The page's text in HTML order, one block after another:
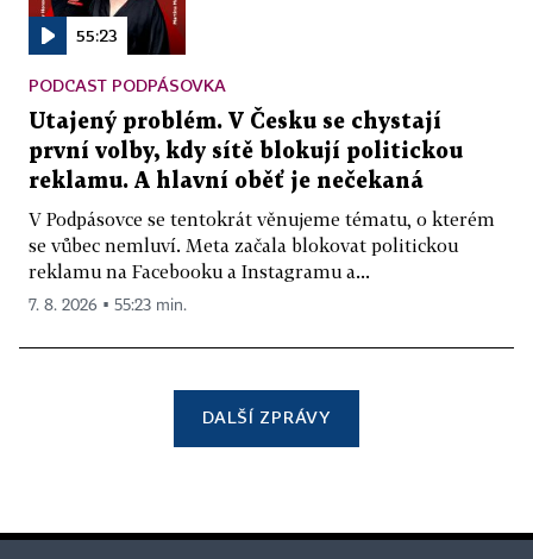
55:23
PODCAST PODPÁSOVKA
Utajený problém. V Česku se chystají
první volby, kdy sítě blokují politickou
reklamu. A hlavní oběť je nečekaná
V Podpásovce se tentokrát věnujeme tématu, o kterém
se vůbec nemluví. Meta začala blokovat politickou
reklamu na Facebooku a Instagramu a...
7. 8. 2026 ▪ 55:23 min.
DALŠÍ ZPRÁVY